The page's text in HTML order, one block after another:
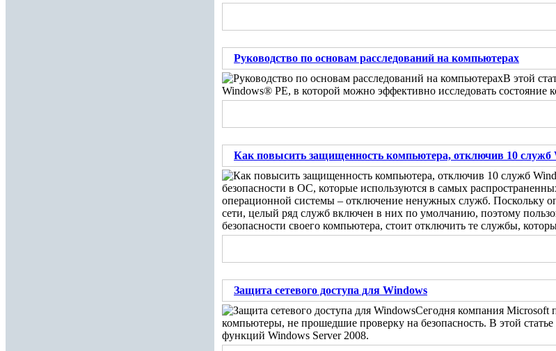
Руководство по основам расследований на компьютерах
В этой
Windows® PE, в которой можно эффективно исследовать состояние
Как повысить защищенность компьютера, отключив 10 служб
безопасности в ОС, которые используются в самых
операционной системы – отключение ненужных служб. Поскольку
сети, целый ряд служб включен в них по умолчанию, поэтому
безопасности своего компьютера, стоит отключить те службы,
Защита сетевого доступа для Windows
Сегодня компания Microsoft
компьютеры, не прошедшие проверку на безопасность. В этой
функций Windows Server 2008.